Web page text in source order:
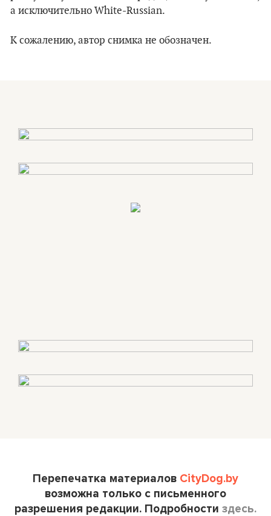
а исключительно White-Russian.
К сожалению, автор снимка не обозначен.
Перепечатка материалов CityDog.by
возможна только с письменного
разрешения редакции. Подробности здесь.